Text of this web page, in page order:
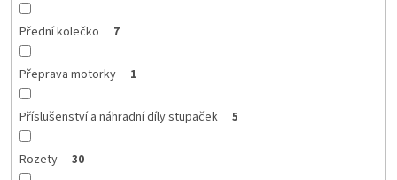
Přední kolečko 7
Přeprava motorky 1
Příslušenství a náhradní díly stupaček 5
Rozety 30